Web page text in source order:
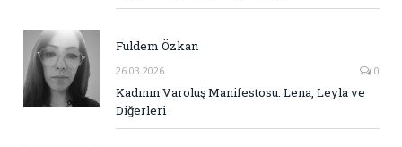
Fuldem Özkan
26.03.2026 0
Kadının Varoluş Manifestosu: Lena, Leyla ve
Diğerleri